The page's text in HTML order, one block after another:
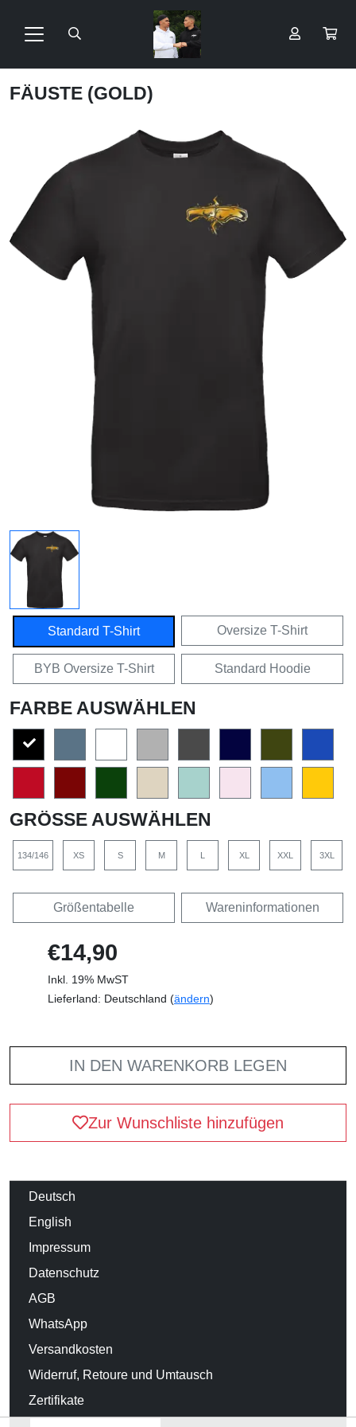
FÄUSTE (GOLD)
Standard T-Shirt Oversize T-Shirt
BYB Oversize T-Shirt Standard Hoodie
FARBE AUSWÄHLEN
GRÖSSE AUSWÄHLEN
134/146 XS S M L XL XXL 3XL
Größentabelle Wareninformationen
€14,90
Inkl. 19% MwST
Lieferland: Deutschland (ändern)
IN DEN WARENKORB LEGEN
Zur Wunschliste hinzufügen
Deutsch
English
Impressum
Datenschutz
AGB
WhatsApp
Versandkosten
Widerruf, Retoure und Umtausch
Zertifikate